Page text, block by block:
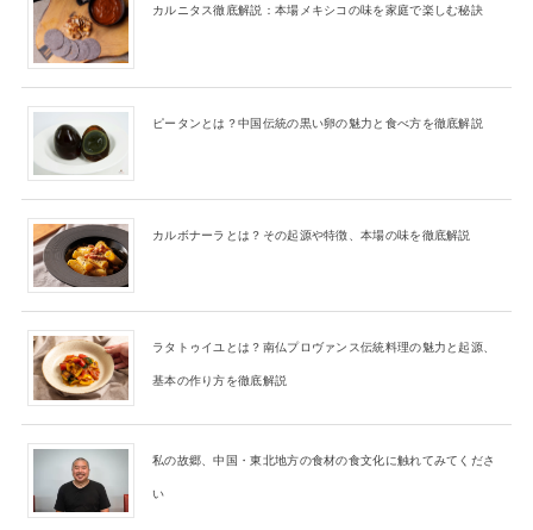
カルニタス徹底解説：本場メキシコの味を家庭で楽しむ秘訣
ピータンとは？中国伝統の黒い卵の魅力と食べ方を徹底解説
カルボナーラとは？その起源や特徴、本場の味を徹底解説
ラタトゥイユとは？南仏プロヴァンス伝統料理の魅力と起源、
基本の作り方を徹底解説
私の故郷、中国・東北地方の食材の食文化に触れてみてくださ
い